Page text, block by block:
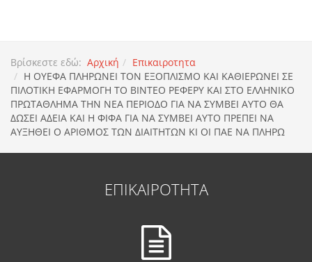
Βρίσκεστε εδώ: Αρχική
Επικαιροτητα
Η ΟΥΕΦΑ ΠΛΗΡΩΝΕΙ ΤΟΝ ΕΞΟΠΛΙΣΜΟ ΚΑΙ ΚΑΘΙΕΡΩΝΕΙ ΣΕ
ΠΙΛΟΤΙΚΗ ΕΦΑΡΜΟΓΗ ΤΟ ΒΙΝΤΕΟ ΡΕΦΕΡΥ ΚΑΙ ΣΤΟ ΕΛΛΗΝΙΚΟ
ΠΡΩΤΑΘΛΗΜΑ ΤΗΝ ΝΕΑ ΠΕΡΙΟΔΟ ΓΙΑ ΝΑ ΣΥΜΒΕΙ ΑΥΤΟ ΘΑ
ΔΩΣΕΙ ΑΔΕΙΑ ΚΑΙ Η ΦΙΦΑ ΓΙΑ ΝΑ ΣΥΜΒΕΙ ΑΥΤΟ ΠΡΕΠΕΙ ΝΑ
ΑΥΞΗΘΕΙ Ο ΑΡΙΘΜΟΣ ΤΩΝ ΔΙΑΙΤΗΤΩΝ ΚΙ ΟΙ ΠΑΕ ΝΑ ΠΛΗΡΩ
ΕΠΙΚΑΙΡΟΤΗΤΑ